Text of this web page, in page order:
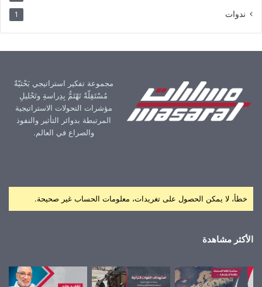
ندوات 1
مجموعة تفكير استراتيجي بَحْثيّةٌ
مُسْتَقِلّةٌ تَهْتَمُّ بِدِراسةِ وتَحْليلِ
مؤشرات التحولات الاستراتيجية
المرتبطة بدوائر التأثير والنفوذ
والصراع في العالم.
خطأ، لا يمكن الحصول على تغريدات، معلومات الحساب غير صحيحة.
الأكثر مشاهدة